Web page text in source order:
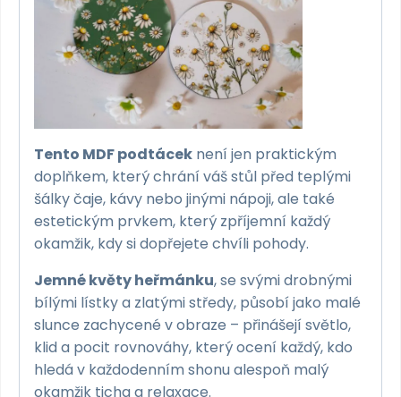
Tento MDF podtácek není jen praktickým
doplňkem, který chrání váš stůl před teplými
šálky čaje, kávy nebo jinými nápoji, ale také
estetickým prvkem, který zpříjemní každý
okamžik, kdy si dopřejete chvíli pohody.
Jemné květy heřmánku, se svými drobnými
bílými lístky a zlatými středy, působí jako malé
slunce zachycené v obraze – přinášejí světlo,
klid a pocit rovnováhy, který ocení každý, kdo
hledá v každodenním shonu alespoň malý
okamžik ticha a relaxace.